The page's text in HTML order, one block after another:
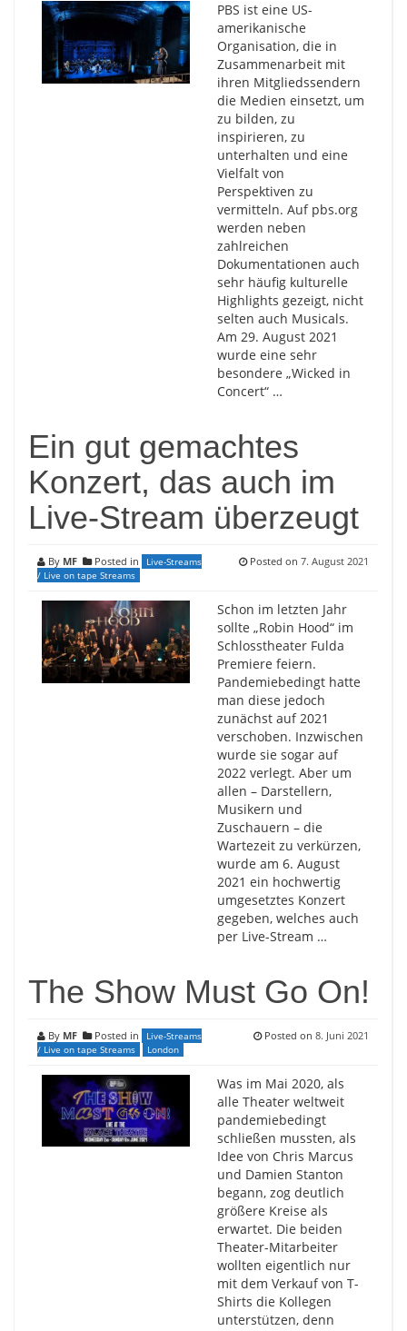
PBS ist eine US-
amerikanische
Organisation, die in
Zusammenarbeit mit
ihren Mitgliedssendern
die Medien einsetzt, um
zu bilden, zu
inspirieren, zu
unterhalten und eine
Vielfalt von
Perspektiven zu
vermitteln. Auf pbs.org
werden neben
zahlreichen
Dokumentationen auch
sehr häufig kulturelle
Highlights gezeigt, nicht
selten auch Musicals.
Am 29. August 2021
wurde eine sehr
besondere „Wicked in
Concert“ …
Ein gut gemachtes
Konzert, das auch im
Live-Stream überzeugt
By MF Posted in
Live-Streams
/ Live on tape Streams
Posted on 7. August 2021
Schon im letzten Jahr
sollte „Robin Hood“ im
Schlosstheater Fulda
Premiere feiern.
Pandemiebedingt hatte
man diese jedoch
zunächst auf 2021
verschoben. Inzwischen
wurde sie sogar auf
2022 verlegt. Aber um
allen – Darstellern,
Musikern und
Zuschauern – die
Wartezeit zu verkürzen,
wurde am 6. August
2021 ein hochwertig
umgesetztes Konzert
gegeben, welches auch
per Live-Stream …
The Show Must Go On!
By MF Posted in
Live-Streams
/ Live on tape Streams
London
Posted on 8. Juni 2021
Was im Mai 2020, als
alle Theater weltweit
pandemiebedingt
schließen mussten, als
Idee von Chris Marcus
und Damien Stanton
begann, zog deutlich
größere Kreise als
erwartet. Die beiden
Theater-Mitarbeiter
wollten eigentlich nur
mit dem Verkauf von T-
Shirts die Kollegen
unterstützen, denn